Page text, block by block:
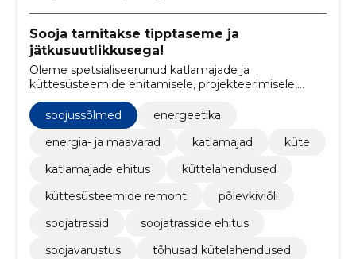
Sooja tarnitakse tipptaseme ja
jätkusuutlikkusega!
Oleme spetsialiseerunud katlamajade ja
küttesüsteemide ehitamisele, projekteerimisele,
põlemisseadmete ja soojusradade müügile ja
paigaldamisele.
soojussõlmed
energeetika
energia- ja maavarad
katlamajad
küte
katlamajade ehitus
küttelahendused
küttesüsteemide remont
põlevkiviõli
soojatrassid
soojatrasside ehitus
soojavarustus
tõhusad kütelahendused